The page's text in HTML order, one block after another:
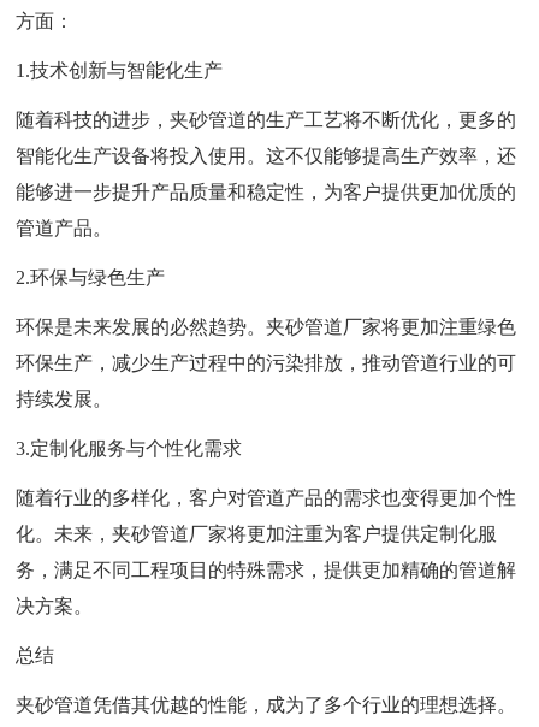
方面：
1.技术创新与智能化生产
随着科技的进步，夹砂管道的生产工艺将不断优化，更多的
智能化生产设备将投入使用。这不仅能够提高生产效率，还
能够进一步提升产品质量和稳定性，为客户提供更加优质的
管道产品。
2.环保与绿色生产
环保是未来发展的必然趋势。夹砂管道厂家将更加注重绿色
环保生产，减少生产过程中的污染排放，推动管道行业的可
持续发展。
3.定制化服务与个性化需求
随着行业的多样化，客户对管道产品的需求也变得更加个性
化。未来，夹砂管道厂家将更加注重为客户提供定制化服
务，满足不同工程项目的特殊需求，提供更加精确的管道解
决方案。
总结
夹砂管道凭借其优越的性能，成为了多个行业的理想选择。